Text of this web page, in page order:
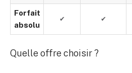
Forfait
absolu
✔ ✔
Quelle offre choisir ?